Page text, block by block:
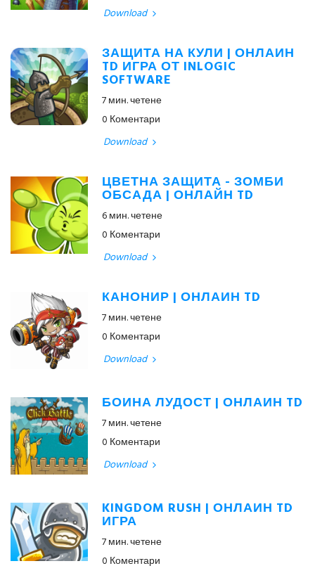
Download
ЗАЩИТА НА КУЛИ | ОНЛАЙН
TD ИГРА ОТ INLOGIC
SOFTWARE
7 мин. четене
0 Коментари
Download
ЦВЕТНА ЗАЩИТА - ЗОМБИ
ОБСАДА | ОНЛАЙН TD
6 мин. четене
0 Коментари
Download
КАНОНИР | ОНЛАЙН TD
7 мин. четене
0 Коментари
Download
БОЙНА ЛУДОСТ | ОНЛАЙН TD
7 мин. четене
0 Коментари
Download
KINGDOM RUSH | ОНЛАЙН TD
ИГРА
7 мин. четене
0 Коментари